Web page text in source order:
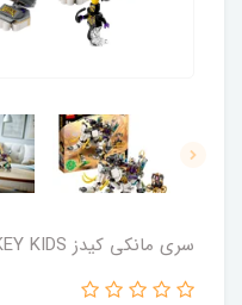
سری مانکی کیدز MONKEY KIDS